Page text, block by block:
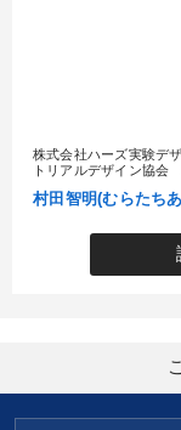
株式会社ハーズ実験デ
トリアルデザイン協会
村田智明(むらたち